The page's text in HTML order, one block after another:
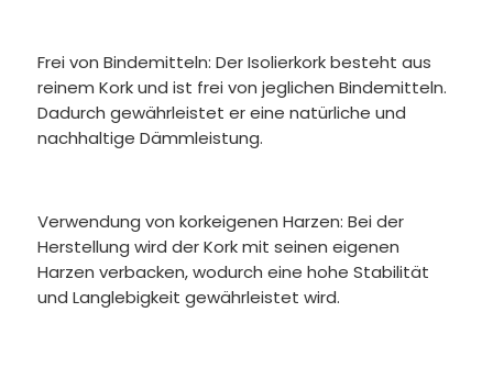
Frei von Bindemitteln: Der Isolierkork besteht aus
reinem Kork und ist frei von jeglichen Bindemitteln.
Dadurch gewährleistet er eine natürliche und
nachhaltige Dämmleistung.
Verwendung von korkeigenen Harzen: Bei der
Herstellung wird der Kork mit seinen eigenen
Harzen verbacken, wodurch eine hohe Stabilität
und Langlebigkeit gewährleistet wird.